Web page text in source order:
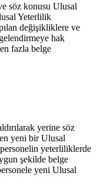
söz konusu Ulusal
Yeterlilik
değişikliklere ve
hak
fazla belge
yerine söz
yeni bir Ulusal
yeterliliklerde
şekilde belge
yeni Ulusal